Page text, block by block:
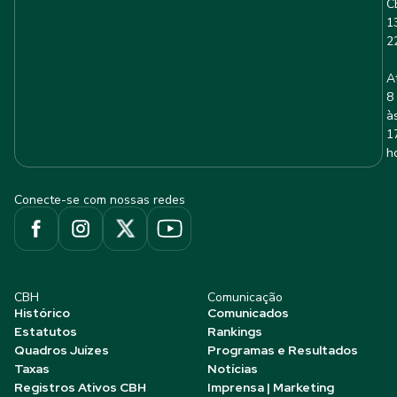
8
Conecte-se com nossas redes
CBH
Histórico
Estatutos
Quadros Juízes
Taxas
Registros Ativos CBH
Comunicação
Comunicados
Rankings
Programas e Resultados
Notícias
Imprensa | Marketing